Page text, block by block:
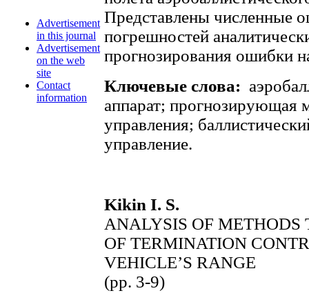
Advertisement
in this journal
Advertisement
on the web
site
Contact
information
Представлены численные
погрешностей
прогнозирования ошибки
Ключевые слова:
аппарат; прогнозирующая
управления;
управление.
Kikin I. S.
ANALYSIS OF METHODS
OF TERMINATION
VEHICLE’S RANGE
(pp. 3-9)